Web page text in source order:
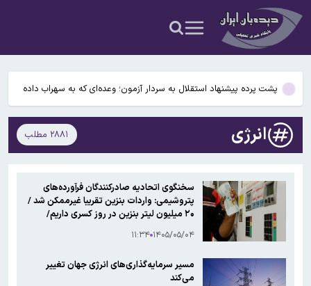
ایرانی‌ها از نظر آی‌کیو رتبه چندم جهان را دارند؟
ادغام بانکها به تصویب رسید
پشت پرده پیشنهاد استقلال به سردار آزمون؛ وعده‌ای که به سهراب داده
بودند!
آخرین وضعیت بازار رمزارزها در جهان/ معاملات ۶ رمزارز متوقف شد
استارتاپ بریتانیایی از کپسول زیست زیرآبی برای پژوهشگران رونمایی کرد
ایرانی‌ها از نظر آی‌کیو رتبه چندم جهان را دارند؟
ادغام بانکها به تصویب رسید
انرژی ۲۸۸۱ مطلب
سخنگوی اتحادیه صادرکنندگان فرآورده‌های
پتروشیمی: واردات بنزین تقریبا غیرممکن شد /
۲۰ میلیون لیتر بنزین در روز کسری داریم/
تغییر در سیاست‌های بنزینی دولت وجود دارد
۱۴۰۵/۰۵/۰۴ ۱۱:۳۴
مسیر سرمایه‌گذاری‌های انرژی جهان تغییر
می‌کند